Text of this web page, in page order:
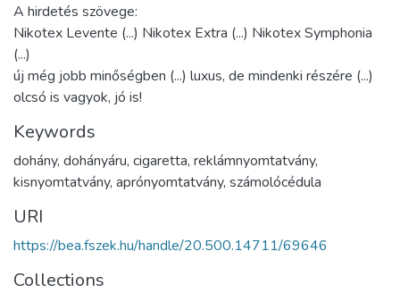
A hirdetés szövege:
Nikotex Levente (...) Nikotex Extra (...) Nikotex Symphonia
(...)
új még jobb minőségben (...) luxus, de mindenki részére (...)
olcsó is vagyok, jó is!
Keywords
dohány, dohányáru, cigaretta, reklámnyomtatvány,
kisnyomtatvány, aprónyomtatvány, számolócédula
URI
https://bea.fszek.hu/handle/20.500.14711/69646
Collections